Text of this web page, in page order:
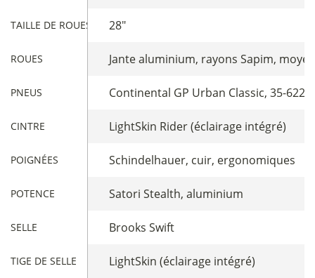
TAILLE DE ROUES 28"
ROUES Jante aluminium, rayons Sapim,
PNEUS Continental GP Urban Classic, 35-622
CINTRE LightSkin Rider (éclairage intégré)
POIGNÉES Schindelhauer, cuir, ergonomiques
POTENCE Satori Stealth, aluminium
SELLE Brooks Swift
TIGE DE SELLE LightSkin (éclairage intégré)